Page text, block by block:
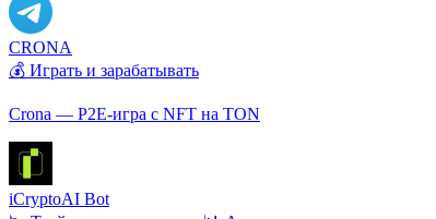
CRONA
💰 Играть и зарабатывать
Crona — P2E-игра с NFT на TON
iCryptoAI Bot